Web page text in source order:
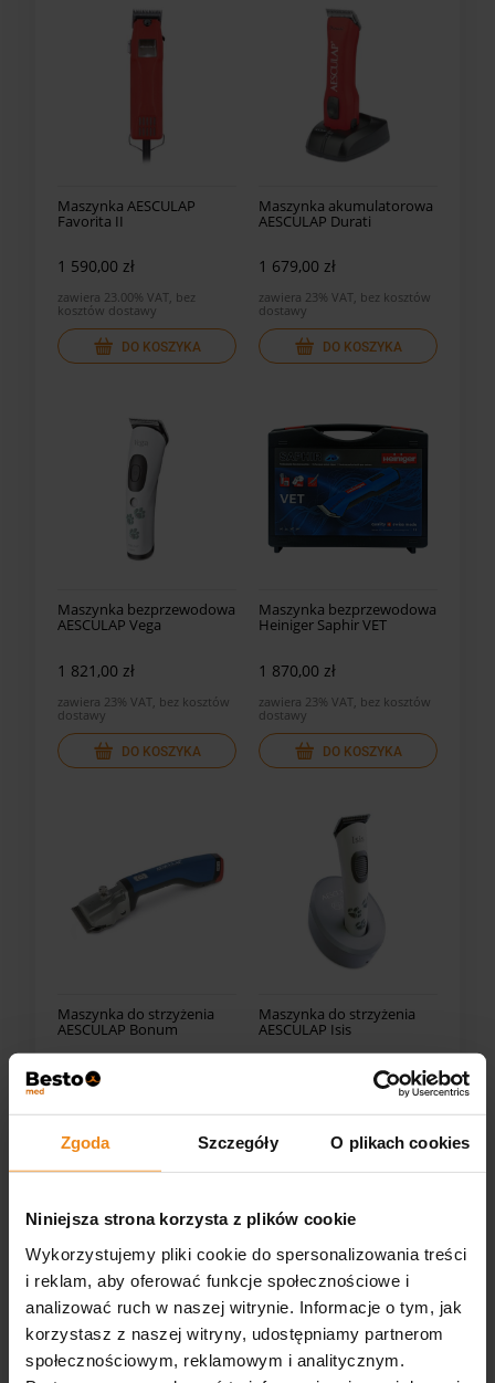
Zgoda Szczegóły O plikach cookies
Niniejsza strona korzysta z plików cookie
Wykorzystujemy pliki cookie do spersonalizowania treści
i reklam, aby oferować funkcje społecznościowe i
analizować ruch w naszej witrynie. Informacje o tym, jak
korzystasz z naszej witryny, udostępniamy partnerom
społecznościowym, reklamowym i analitycznym.
Maszynka AESCULAP
Favorita II
1 590,00 zł
zawiera 23.00% VAT, bez
kosztów dostawy
DO KOSZYKA
Maszynka akumulatorowa
AESCULAP Durati
1 679,00 zł
zawiera 23% VAT, bez kosztów
dostawy
DO KOSZYKA
Maszynka bezprzewodowa
AESCULAP Vega
1 821,00 zł
zawiera 23% VAT, bez kosztów
dostawy
DO KOSZYKA
Maszynka bezprzewodowa
Heiniger Saphir VET
1 870,00 zł
zawiera 23% VAT, bez kosztów
dostawy
DO KOSZYKA
Maszynka do strzyżenia
AESCULAP Bonum
2 599,00 zł
kosztów dostawy
Maszynka do strzyżenia
AESCULAP Isis
dostawy
DO KOSZYKA